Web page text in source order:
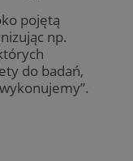
pojętą
np.
do badań,